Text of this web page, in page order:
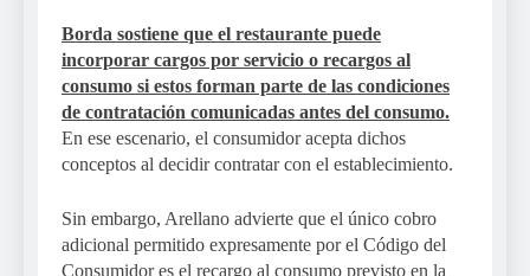
Borda sostiene que el restaurante puede
incorporar cargos por servicio o recargos al
consumo si estos forman parte de las condiciones
de contratación comunicadas antes del consumo.
En ese escenario, el consumidor acepta dichos
conceptos al decidir contratar con el establecimiento.
Sin embargo, Arellano advierte que el único cobro
adicional permitido expresamente por el Código del
Consumidor es el recargo al consumo previsto en la